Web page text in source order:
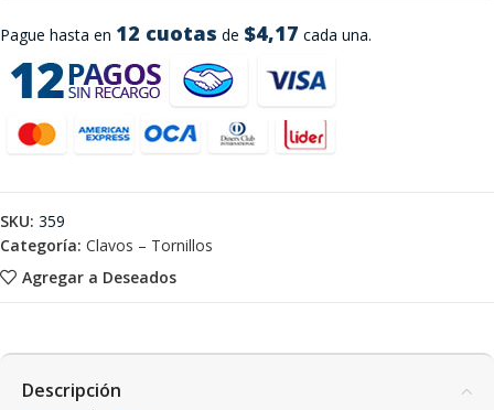
Pague hasta en 12 cuotas de $4,17 cada una.
Agregar a Deseados
SKU: 359
Categoría: Clavos – Tornillos
Descripción